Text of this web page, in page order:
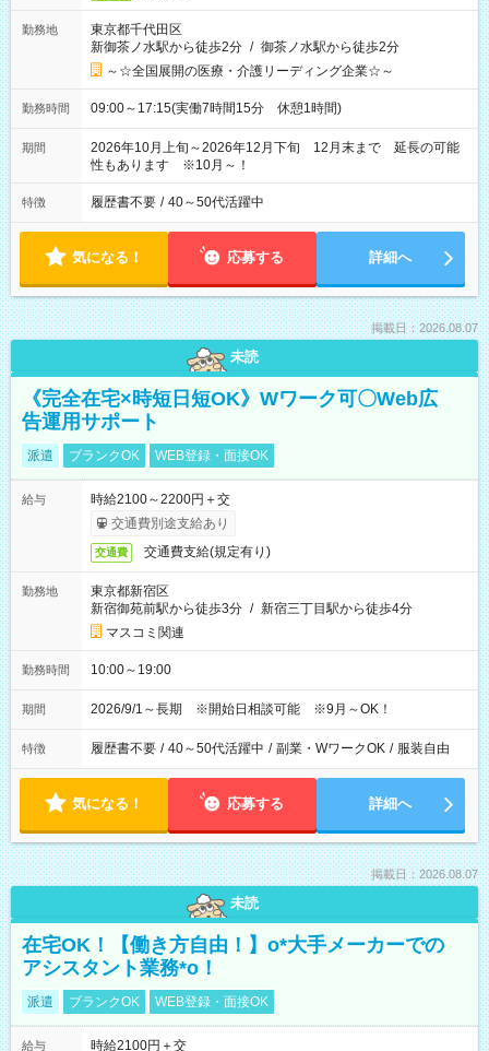
勤務地
東京都千代田区
新御茶ノ水駅から徒歩2分 / 御茶ノ水駅から徒歩2分
～☆全国展開の医療・介護リーディング企業☆～
勤務時間 09:00～17:15(実働7時間15分 休憩1時間)
期間
2026年10月上旬～2026年12月下旬 12月末まで 延長の可能
性もあります ※10月～！
特徴 履歴書不要 / 40～50代活躍中
気になる！ 応募する 詳細へ
掲載日：2026.08.07
未読
《完全在宅×時短日短OK》Wワーク可〇Web広
告運用サポート
派遣 ブランクOK WEB登録・面接OK
給与
時給2100～2200円＋交
交通費別途支給あり
交通費 交通費支給(規定有り)
勤務地
東京都新宿区
新宿御苑前駅から徒歩3分 / 新宿三丁目駅から徒歩4分
マスコミ関連
勤務時間 10:00～19:00
期間 2026/9/1～長期 ※開始日相談可能 ※9月～OK！
特徴 履歴書不要 / 40～50代活躍中 / 副業・WワークOK / 服装自由
気になる！ 応募する 詳細へ
掲載日：2026.08.07
未読
在宅OK！【働き方自由！】o*大手メーカーでの
アシスタント業務*o！
派遣 ブランクOK WEB登録・面接OK
給与 時給2100円＋交